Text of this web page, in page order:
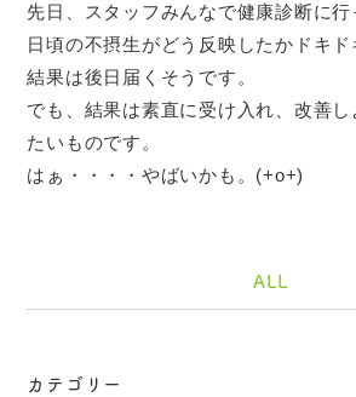
カテゴリー
先日、スタッフみんなで健康診断に行
日頃の不摂生がどう反映したかドキド
結果は後日届くそうです。
でも、結果は素直に受け入れ、改善し
たいものです。
はぁ・・・・やばいかも。(+o+)
ALL